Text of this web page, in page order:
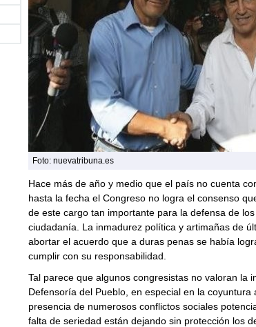
Foto: nuevatribuna.es
Hace más de año y medio que el país no cuenta
hasta la fecha el Congreso no logra el consenso
de este cargo tan importante para la defensa de
ciudadanía. La inmadurez política y artimañas de
abortar el acuerdo que a duras penas se había
cumplir con su responsabilidad.
Tal parece que algunos congresistas no valoran la
Defensoría del Pueblo, en especial en la coyuntura
presencia de numerosos conflictos sociales
falta de seriedad están dejando sin protección los